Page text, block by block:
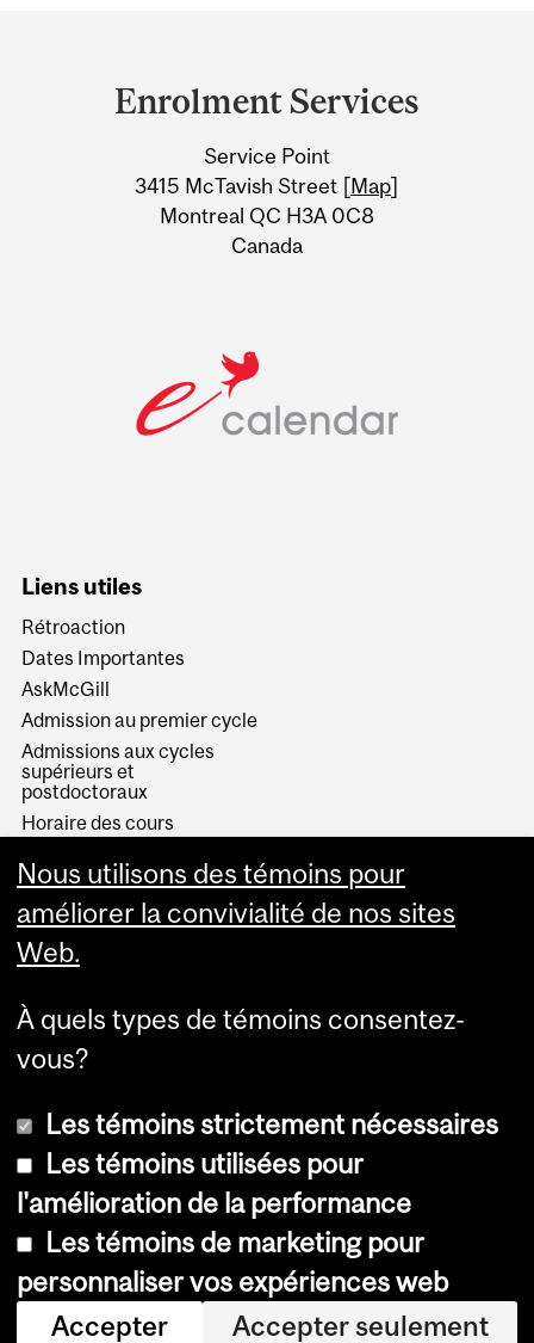
Information
Enrolment Services
Service Point
3415 McTavish Street [Map]
Montreal QC H3A 0C8
Canada
Liens utiles
Rétroaction
Dates Importantes
AskMcGill
Admission au premier cycle
Admissions aux cycles
supérieurs et
postdoctoraux
Horaire des cours
Services aux étudiants
© Université McGill, 2026
Accessibilité
Avis sur les témoins
Nous utilisons des témoins pour
améliorer la convivialité de nos sites
Web.
À quels types de témoins consentez-
vous?
Les témoins strictement nécessaires
Les témoins utilisées pour
l'amélioration de la performance
Les témoins de marketing pour
personnaliser vos expériences web
Accepter
Accepter seulement